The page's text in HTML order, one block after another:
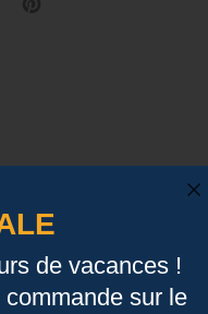
en verre
durée de combustion
pour vos moments
de vacances !
sur le